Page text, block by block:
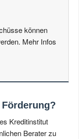
können
Mehr Infos
Kreditinstitut
Berater zu